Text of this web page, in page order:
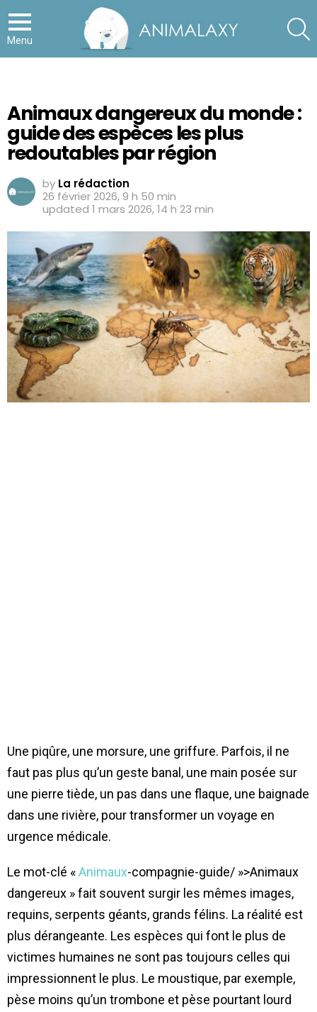
Menu
Animaux dangereux du monde :
guide des espèces les plus
redoutables par région
by La rédaction
26 février 2026, 9 h 50 min
updated 1 mars 2026, 14 h 23 min
Une piqûre, une morsure, une griffure. Parfois, il ne
faut pas plus qu’un geste banal, une main posée sur
une pierre tiède, un pas dans une flaque, une baignade
dans une rivière, pour transformer un voyage en
urgence médicale.
Le mot-clé «Animaux-compagnie-guide/ »>Animaux
dangereux » fait souvent surgir les mêmes images,
requins, serpents géants, grands félins. La réalité est
plus dérangeante. Les espèces qui font le plus de
victimes humaines ne sont pas toujours celles qui
impressionnent le plus. Le moustique, par exemple,
pèse moins qu’un trombone et pèse pourtant lourd